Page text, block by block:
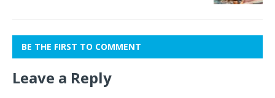
BE THE FIRST TO COMMENT
Leave a Reply